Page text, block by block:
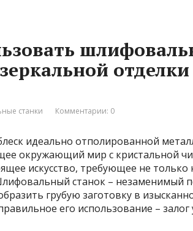
станки Комментарии: 0
идеально отполированной
окружающий мир с кристальной
искусство, требующее не
станок – незаменимый
грубую заготовку в
его использование – залог